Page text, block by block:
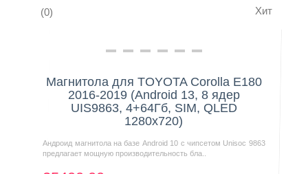
(0) Хит
Нашли дешевле?
Магнитола для TOYOTA Corolla E180
2016-2019 (Android 13, 8 ядер
UIS9863, 4+64Гб, SIM, QLED
1280x720)
Андроид магнитола на базе Android 10 с чипсетом Unisoc 9863
предлагает мощную производительность бла..